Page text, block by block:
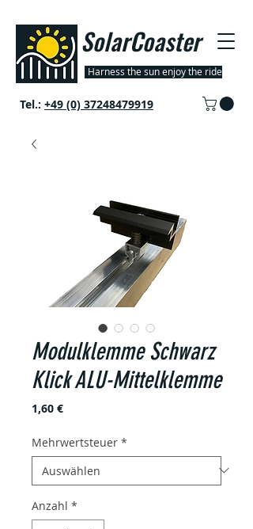
SolarCoaster
Harness the sun enjoy the ride
Tel.: +49 (0) 37248479919
Modulklemme Schwarz
Klick ALU-Mittelklemme
1,60 €Preis
Mehrwertsteuer *
Anzahl *